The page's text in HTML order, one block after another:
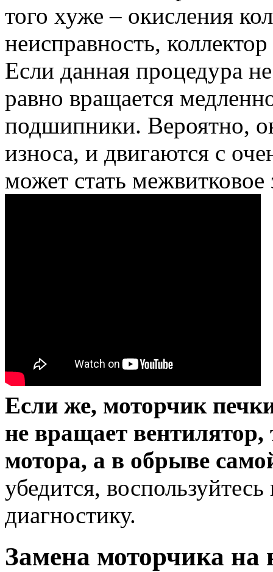
того хуже – окисления
неисправность,
Если данная процедура
равно вращается
подшипники. Вероятно,
износа, и двигаются с
может стать
Если же, моторчик
не вращает вентилятор,
мотора, а в обрыве
убедится,
диагностику.
Замена моторчика на